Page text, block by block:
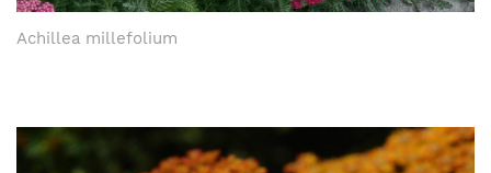
Achillea millefolium